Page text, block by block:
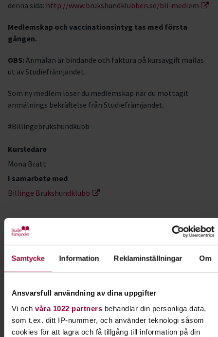
Samtycke Information Reklaminställningar Om
Ansvarsfull användning av dina uppgifter
Vi och våra 1022 partnersbehandlar din personliga data,
som t.ex. ditt IP-nummer, och använder teknologi såsom
cookies för att lagra och få tillgång till information på din
denna sida: http://www.brukshundklubben.se/bli-medlem
Medlemskap och vaccinationsintyg tas med första
gången.
OBS: Anmälan är bindande och faktura på kursavgift mailas
ut av Studiefrämjandet.
Som ny medlem löser du medlemskap när du mottagit
anmälnings bekräftelse från Studiefrämjandet.
#Billingebrukshundkubb
Kursledare
Mona Bratt
I samarbete med
Billinge Brukshundklubb
Kontakt
Caroline Karlqvist
Folkbildningsutvecklare,
Skicka e-post
0510-77 90 45